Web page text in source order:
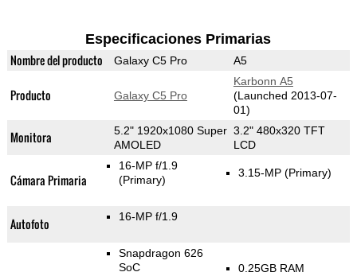
Especificaciones Primarias
Nombre del producto Galaxy C5 Pro A5
Producto Galaxy C5 Pro
Karbonn A5
(Launched 2013-07-
01)
Monitora
5.2" 1920x1080 Super
AMOLED
3.2" 480x320 TFT
LCD
Cámara Primaria
16-MP f/1.9
(Primary)
3.15-MP (Primary)
Autofoto 16-MP f/1.9
Snapdragon 626
SoC
0.25GB RAM